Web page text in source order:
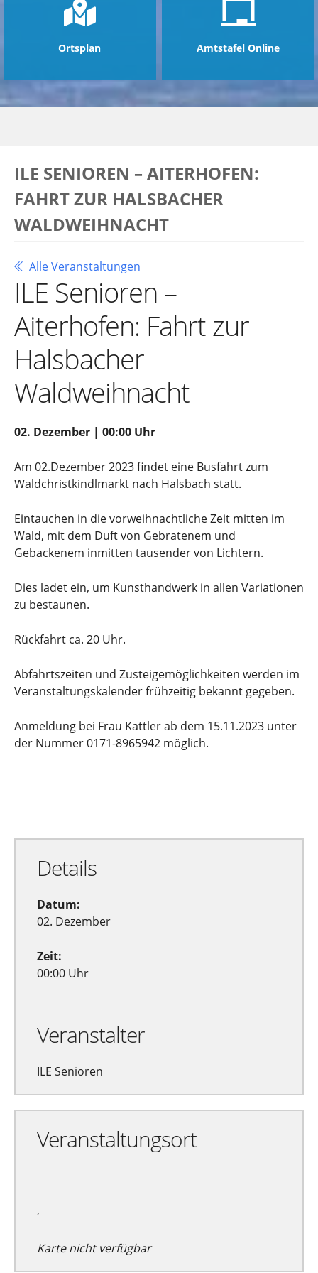
Ortsplan Amtstafel Online
ILE SENIOREN – AITERHOFEN:
FAHRT ZUR HALSBACHER
WALDWEIHNACHT
Alle Veranstaltungen
ILE Senioren –
Aiterhofen: Fahrt zur
Halsbacher
Waldweihnacht
02. Dezember | 00:00 Uhr
Am 02.Dezember 2023 findet eine Busfahrt zum
Waldchristkindlmarkt nach Halsbach statt.
Eintauchen in die vorweihnachtliche Zeit mitten im
Wald, mit dem Duft von Gebratenem und
Gebackenem inmitten tausender von Lichtern.
Dies ladet ein, um Kunsthandwerk in allen Variationen
zu bestaunen.
Rückfahrt ca. 20 Uhr.
Abfahrtszeiten und Zusteigemöglichkeiten werden im
Veranstaltungskalender frühzeitig bekannt gegeben.
Anmeldung bei Frau Kattler ab dem 15.11.2023 unter
der Nummer 0171-8965942 möglich.
Details
Datum:
02. Dezember
Zeit:
00:00 Uhr
Veranstalter
ILE Senioren
Veranstaltungsort
,
Karte nicht verfügbar